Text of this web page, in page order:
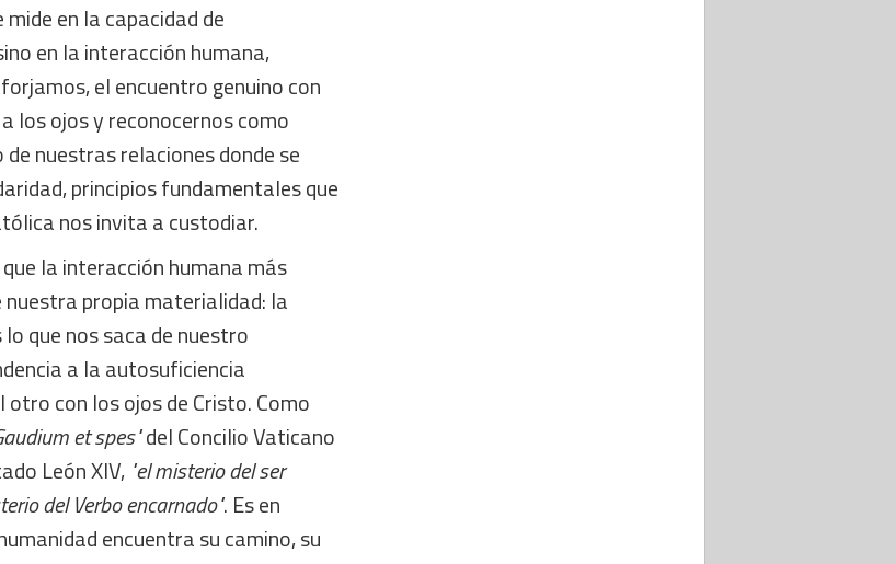
en la capacidad de
en la interacción humana,
el encuentro genuino con
los ojos y reconocernos como
nuestras relaciones donde se
principios fundamentales que
nos invita a custodiar.
la interacción humana más
propia materialidad: la
que nos saca de nuestro
a la autosuficiencia
con los ojos de Cristo. Como
et spes"del Concilio Vaticano
León XIV, "el misterio del ser
del Verbo encarnado". Es en
encuentra su camino, su